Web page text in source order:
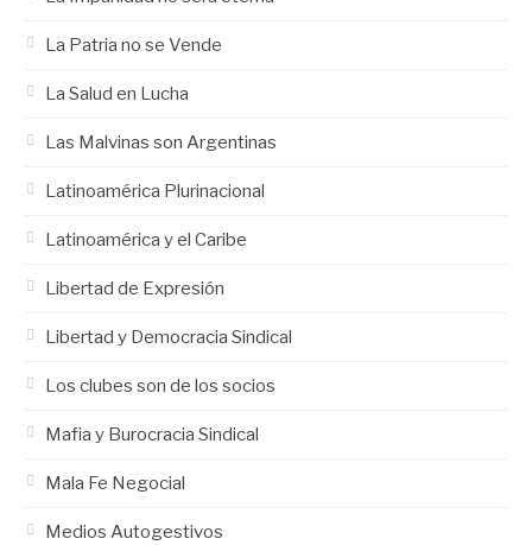
La Patria no se Vende
La Salud en Lucha
Las Malvinas son Argentinas
Latinoamérica Plurinacional
Latinoamérica y el Caribe
Libertad de Expresión
Libertad y Democracia Sindical
Los clubes son de los socios
Mafia y Burocracia Sindical
Mala Fe Negocial
Medios Autogestivos